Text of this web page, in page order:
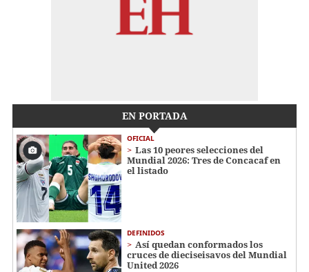
EN PORTADA
OFICIAL
Las 10 peores selecciones del
Mundial 2026: Tres de Concacaf en
el listado
DEFINIDOS
Así quedan conformados los
cruces de dieciseisavos del Mundial
United 2026